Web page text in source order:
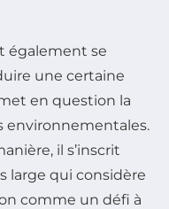
également se
une certaine
en question la
environnementales.
il s’inscrit
large qui considère
comme un défi à